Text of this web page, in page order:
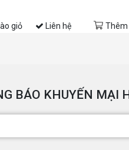
giỏ Liên hệ Thêm
BÁO KHUYẾN MẠI